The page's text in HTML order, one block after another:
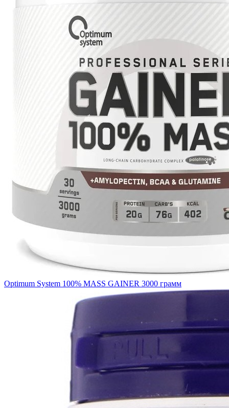
Optimum System 100% MASS GAINER 3000 грамм